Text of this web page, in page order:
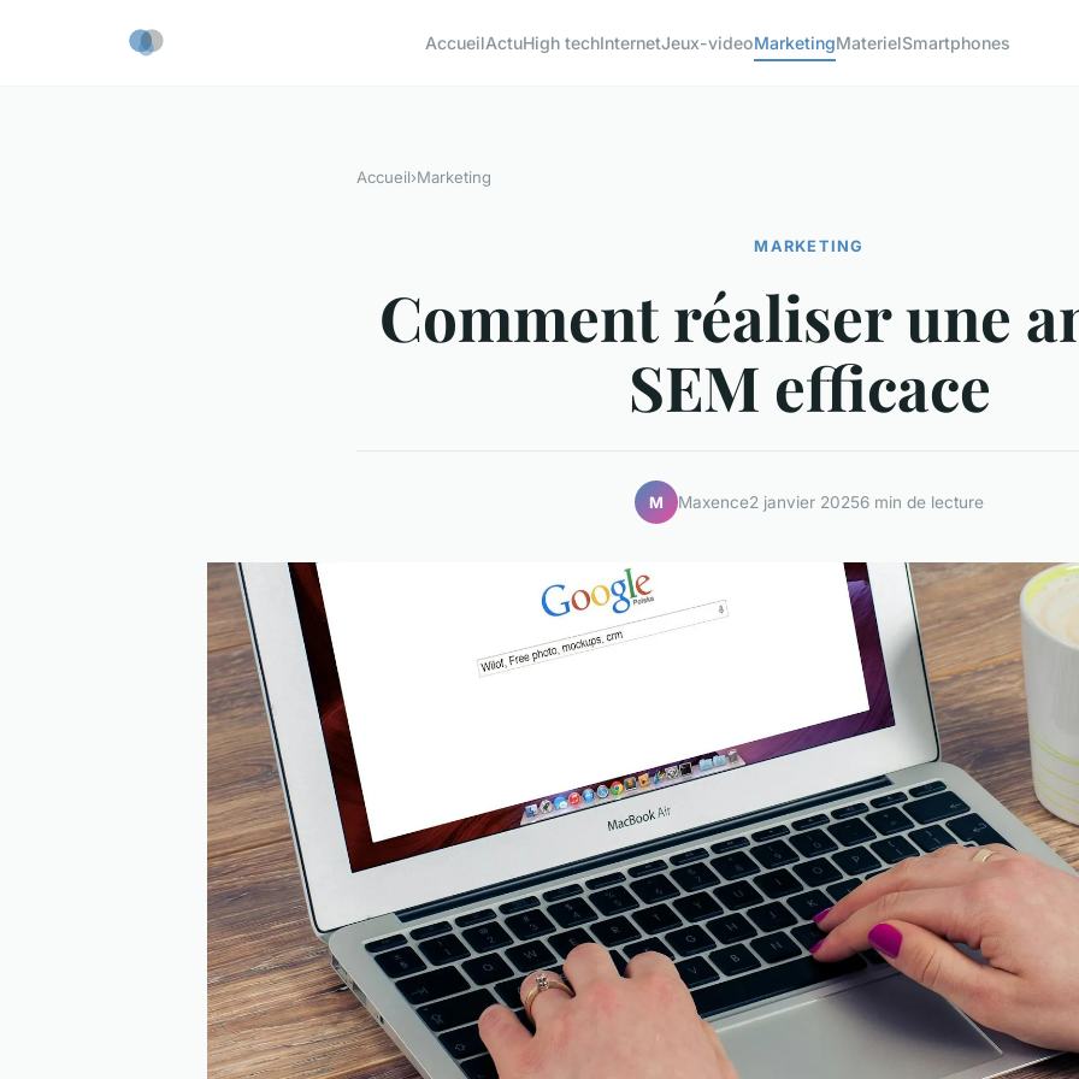
AccueilActuHigh techInternetJeux-videoMarketingMaterielSmartphones
Accueil›Marketing
MARKETING
Comment réaliser une
SEM efficace
M Maxence2 janvier 20256 min de lecture